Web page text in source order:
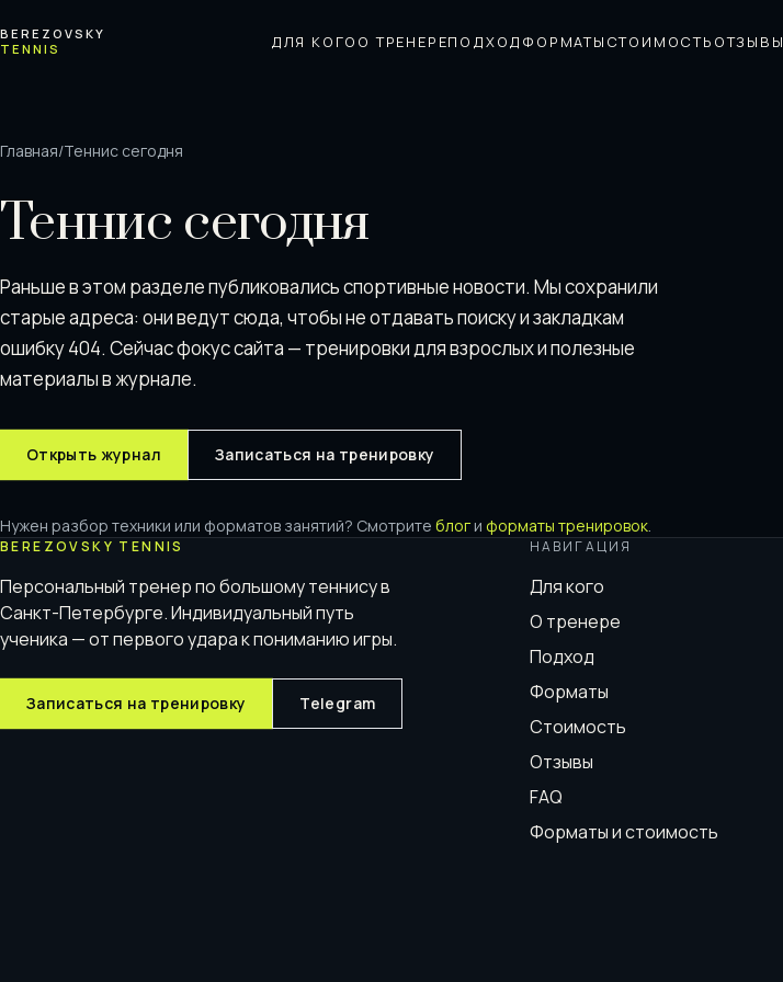
BEREZOVSKY
TENNIS
ДЛЯ КОГО О ТРЕНЕРЕПОДХОД ФОРМАТЫ СТОИМОСТЬ ОТЗЫВЫ
Главная/Теннис сегодня
Теннис сегодня
Раньше в этом разделе публиковались спортивные новости. Мы сохранили
старые адреса: они ведут сюда, чтобы не отдавать поискy и закладкам
ошибку 404. Сейчас фокус сайта — тренировки для взрослых и полезные
материалы в журнале.
Открыть журнал Записаться на тренировку
Нужен разбор техники или форматов занятий? Смотрите блог и форматы тренировок.
BEREZOVSKY TENNIS
Персональный тренер по большому теннису в
Санкт-Петербурге. Индивидуальный путь
ученика — от первого удара к пониманию игры.
Записаться на тренировку Telegram
НАВИГАЦИЯ
Для кого
О тренере
Подход
Форматы
Стоимость
Отзывы
FAQ
Форматы и стоимость